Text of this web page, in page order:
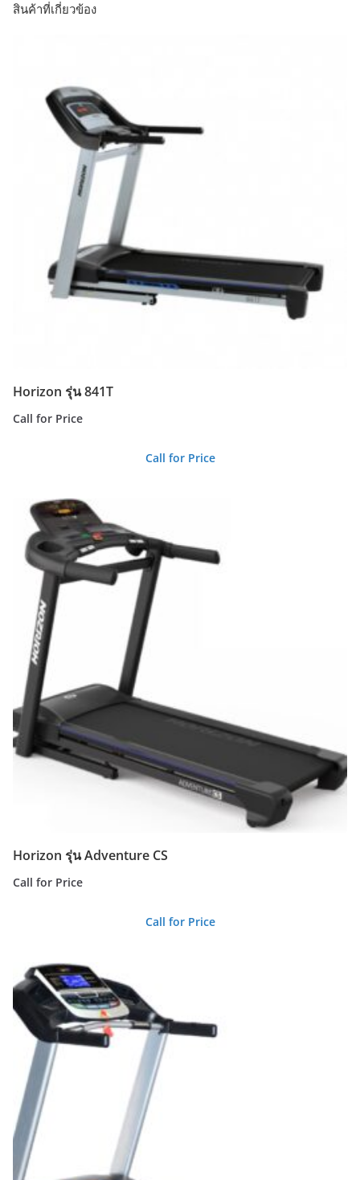
สินค้าที่เกี่ยวข้อง
Horizon รุ่น 841T
Call for Price
Call for Price
Horizon รุ่น Adventure CS
Call for Price
Call for Price